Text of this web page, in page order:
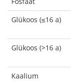
Glükoos (≤16 a)
Glükoos (>16 a)
Kaalium